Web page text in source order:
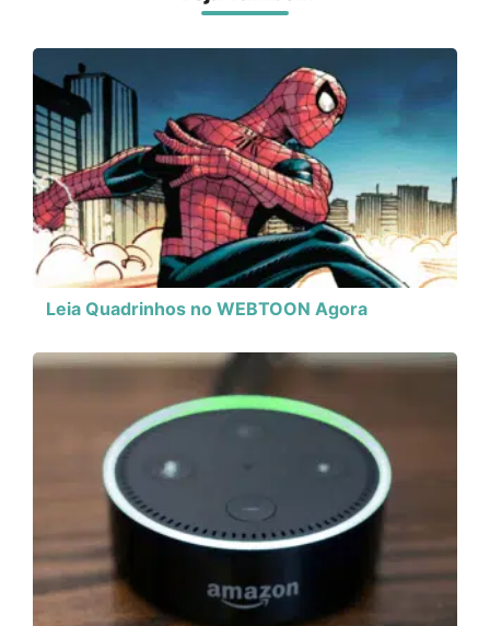
Leia Quadrinhos no WEBTOON Agora